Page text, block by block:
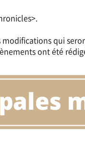
qui
ont été